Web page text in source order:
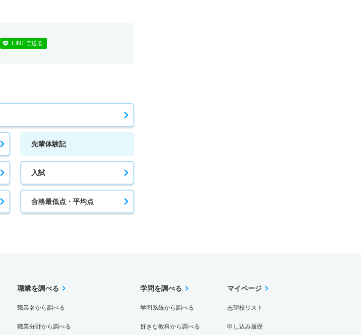
LINEで送る
先輩体験記
入試
合格最低点・平均点
職業を調べる
職業名から調べる
職業分野から調べる
学問を調べる
学問系統から調べる
好きな教科から調べる
マイページ
志望校リスト
申し込み履歴